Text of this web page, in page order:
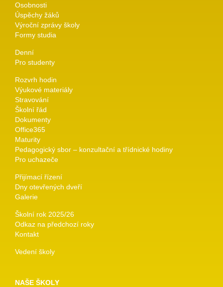
Osobnosti
Úspěchy žáků
Výroční zprávy školy
Formy studia
Denní
Pro studenty
Rozvrh hodin
Výukové materiály
Stravování
Školní řád
Dokumenty
Office365
Maturity
Pedagogický sbor – konzultační a třídnické hodiny
Pro uchazeče
Přijímací řízení
Dny otevřených dveří
Galerie
Školní rok 2025/26
Odkaz na předchozí roky
Kontakt
Vedení školy
NAŠE ŠKOLY